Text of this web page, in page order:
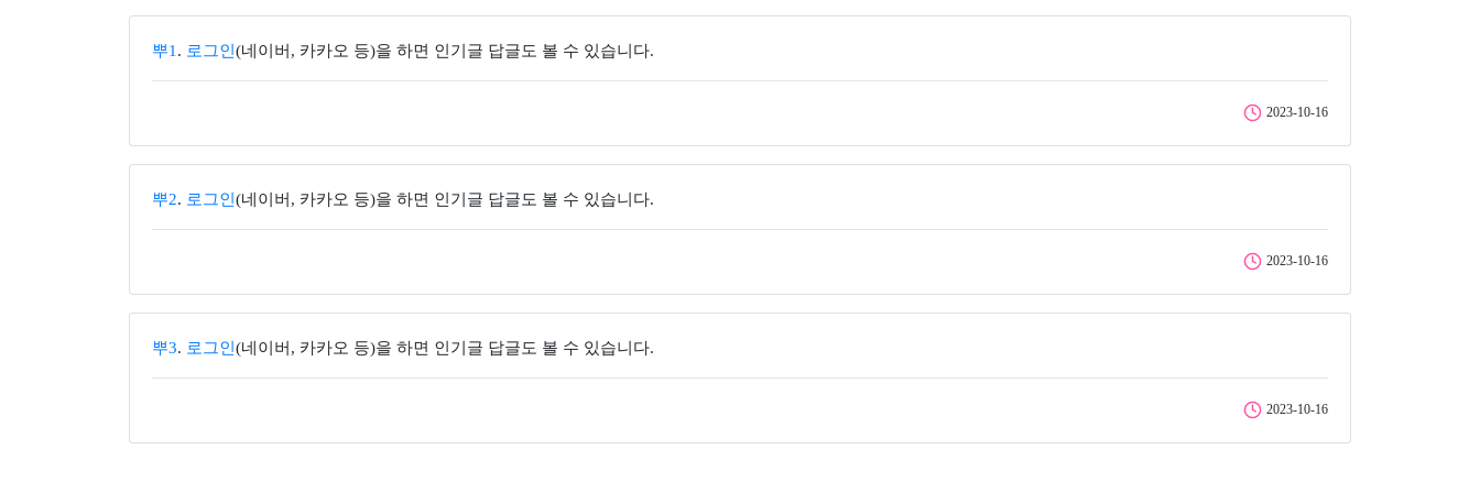
뿌1 . 로그인 (네이버, 카카오 등)을 하면 인기글 답글도 볼 수 있습니다.
2023-10-16
뿌2. 로그인 (네이버, 카카오 등)을 하면 인기글 답글도 볼 수 있습니다.
2023-10-16
뿌3. 로그인 (네이버, 카카오 등)을 하면 인기글 답글도 볼 수 있습니다.
2023-10-16